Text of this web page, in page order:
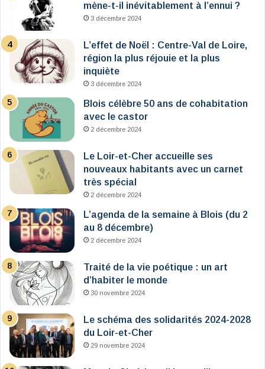
mène-t-il inévitablement à l’ennui ?
3 décembre 2024
L’effet de Noël : Centre-Val de Loire,
région la plus réjouie et la plus
inquiète
3 décembre 2024
Blois célèbre 50 ans de cohabitation
avec le castor
2 décembre 2024
Le Loir-et-Cher accueille ses
nouveaux habitants avec un carnet
très spécial
2 décembre 2024
L’agenda de la semaine à Blois (du 2
au 8 décembre)
2 décembre 2024
Traité de la vie poétique : un art
d’habiter le monde
30 novembre 2024
Le schéma des solidarités 2024-2028
du Loir-et-Cher
29 novembre 2024